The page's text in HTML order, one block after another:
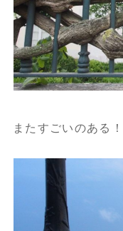
またすごいのある！